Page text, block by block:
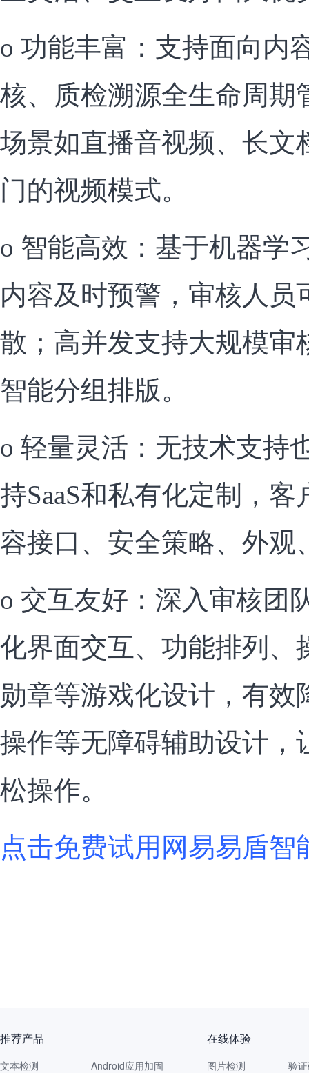
o 功能丰富：支持面向内
核、质检溯源全生命周期
场景如直播音视频、长文
门的视频模式。
o 智能高效：基于机器学
内容及时预警，审核人员
散；高并发支持大规模审
智能分组排版。
o 轻量灵活：无技术支持
持SaaS和私有化定制，
容接口、安全策略、外观
o 交互友好：深入审核团
化界面交互、功能排列、
勋章等游戏化设计，有效
操作等无障碍辅助设计，
松操作。
点击免费试用网易易盾智
推荐产品
文本检测
Android应用加固
在线体验
图片检测
验